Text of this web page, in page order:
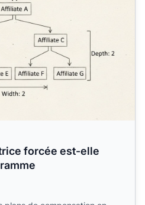
forcée est-elle